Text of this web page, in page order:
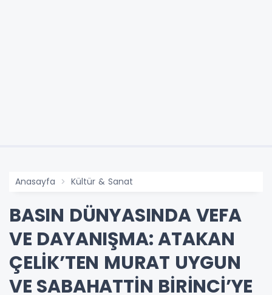
Anasayfa Kültür & Sanat
BASIN DÜNYASINDA VEFA
VE DAYANIŞMA: ATAKAN
ÇELİK’TEN MURAT UYGUN
VE SABAHATTİN BİRİNCİ’YE